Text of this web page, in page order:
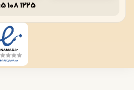
0915 108 1225